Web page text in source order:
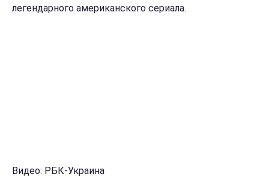
легендарного американского сериала.
Видео: РБК-Украина